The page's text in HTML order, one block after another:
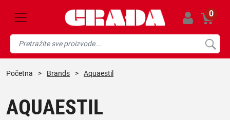
0
početna > Brands > Aquaestil
AQUAESTIL